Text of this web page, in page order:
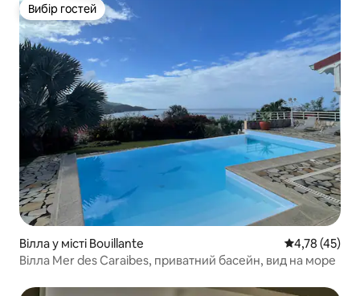
Вибір гостей
Вибір гостей
Вілла у місті Bouillante Середня
4,78 (45)
Вілла Mer des Caraibes, приватний басейн, вид на море